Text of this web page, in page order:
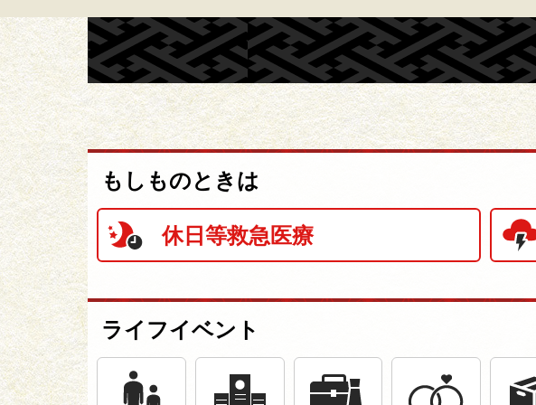
もしものときは
休日等救急医療
ライフイベント